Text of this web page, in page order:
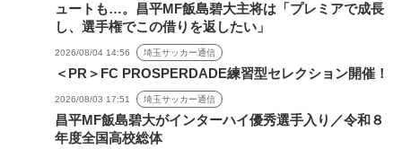
ュートも…。昌平MF飯島碧大主将は「プレミアで成長
し、選手権でこの借りを返したい」
2026/08/04 14:56 埼玉サッカー通信
＜PR＞FC PROSPERDADE練習型セレクション開催！
2026/08/03 17:51 埼玉サッカー通信
昌平MF飯島碧大がインターハイ優秀選手入り／令和８
年度全国高校総体